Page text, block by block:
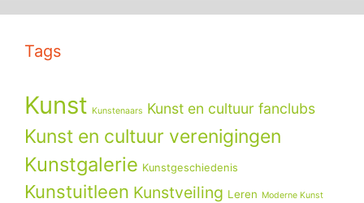
Tags
Kunst Kunstenaars Kunst en cultuur fanclubs
Kunst en cultuur verenigingen
Kunstgalerie Kunstgeschiedenis
Kunstuitleen Kunstveiling Leren Moderne Kunst